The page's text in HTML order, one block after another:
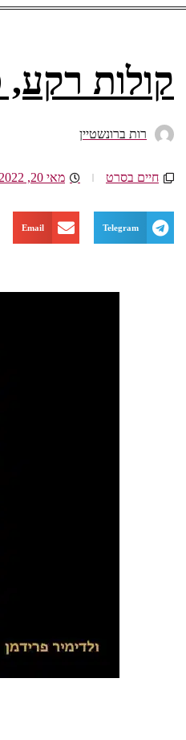
קולות
רות ברונשטיין
חיים בסרט מאי 20, 2022
Telegram
Email